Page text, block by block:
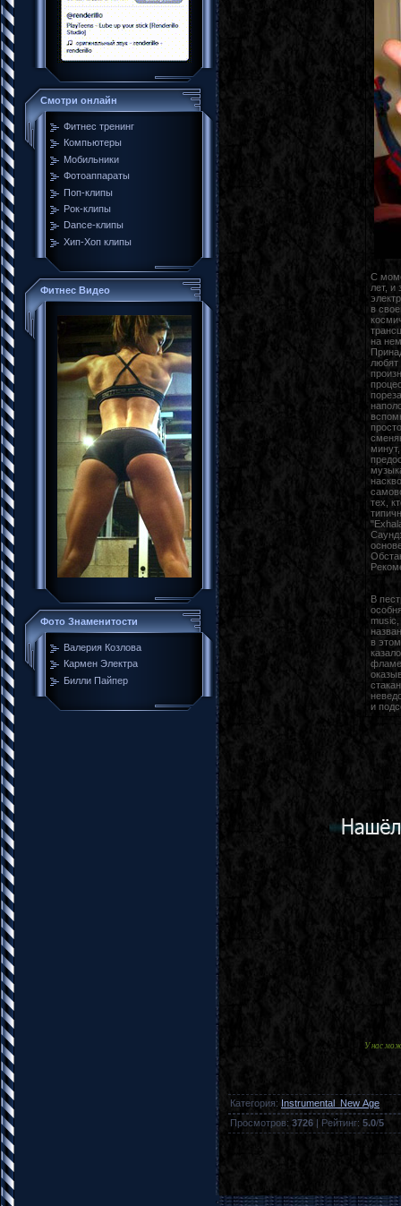
Смотри онлайн
Фитнес тренинг
Компьютеры
Мобильники
Фотоаппараты
Поп-клипы
Рок-клипы
Dance-клипы
Хип-Хоп клипы
Фитнес Видео
Фото Знаменитости
Валерия Козлова
Кармен Электра
Билли Пайпер
С
лет, и
в
на
любят
тех,
В
music,
в
и
У нас
Категория: Instrumental_New Age
Просмотров: 3726 | Рейтинг: 5.0/5